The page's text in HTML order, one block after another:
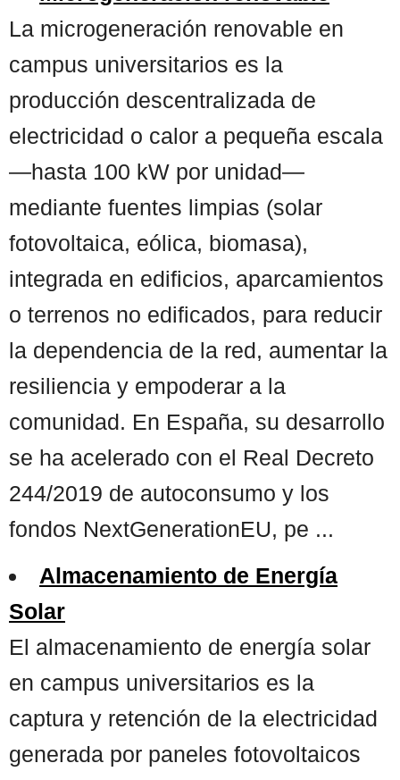
La microgeneración renovable en
campus universitarios es la
producción descentralizada de
electricidad o calor a pequeña escala
—hasta 100 kW por unidad—
mediante fuentes limpias (solar
fotovoltaica, eólica, biomasa),
integrada en edificios, aparcamientos
o terrenos no edificados, para reducir
la dependencia de la red, aumentar la
resiliencia y empoderar a la
comunidad. En España, su desarrollo
se ha acelerado con el Real Decreto
244/2019 de autoconsumo y los
fondos NextGenerationEU, pe ...
Almacenamiento de Energía
Solar
El almacenamiento de energía solar
en campus universitarios es la
captura y retención de la electricidad
generada por paneles fotovoltaicos